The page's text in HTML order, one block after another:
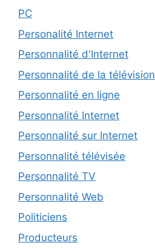
PC
Personalité Internet
Personnalité d'Internet
Personnalité de la télévision
Personnalité en ligne
Personnalité Internet
Personnalité sur Internet
Personnalité télévisée
Personnalité TV
Personnalité Web
Politiciens
Producteurs